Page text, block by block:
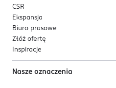
CSR
Ekspansja
Biuro prasowe
Złóż ofertę
Inspiracje
Nasze oznaczenia